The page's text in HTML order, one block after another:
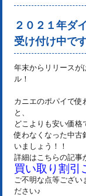
２０２１年ダ
受け付け中で
年末からリリースが
ル！
カニエのポパイで使
と、
どこよりも安い価格
使わなくなった中古
いましょう！！
詳細はこちらの記事
買い取り割引
ご不明な点等ござい
ださい♪